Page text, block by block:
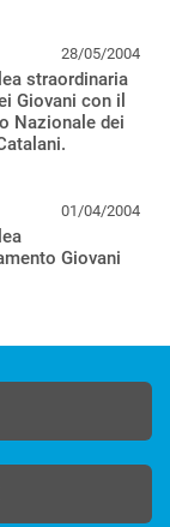
28/05/2004
straordinaria
Giovani con il
Nazionale dei
01/04/2004
Giovani